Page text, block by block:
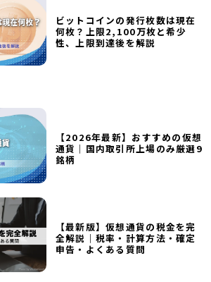
ビットコインの発行枚数は現在
何枚？上限2,100万枚と希少
性、上限到達後を解説
【2026年最新】おすすめの仮想
通貨｜国内取引所上場のみ厳選9
銘柄
【最新版】仮想通貨の税金を完
全解説｜税率・計算方法・確定
申告・よくある質問